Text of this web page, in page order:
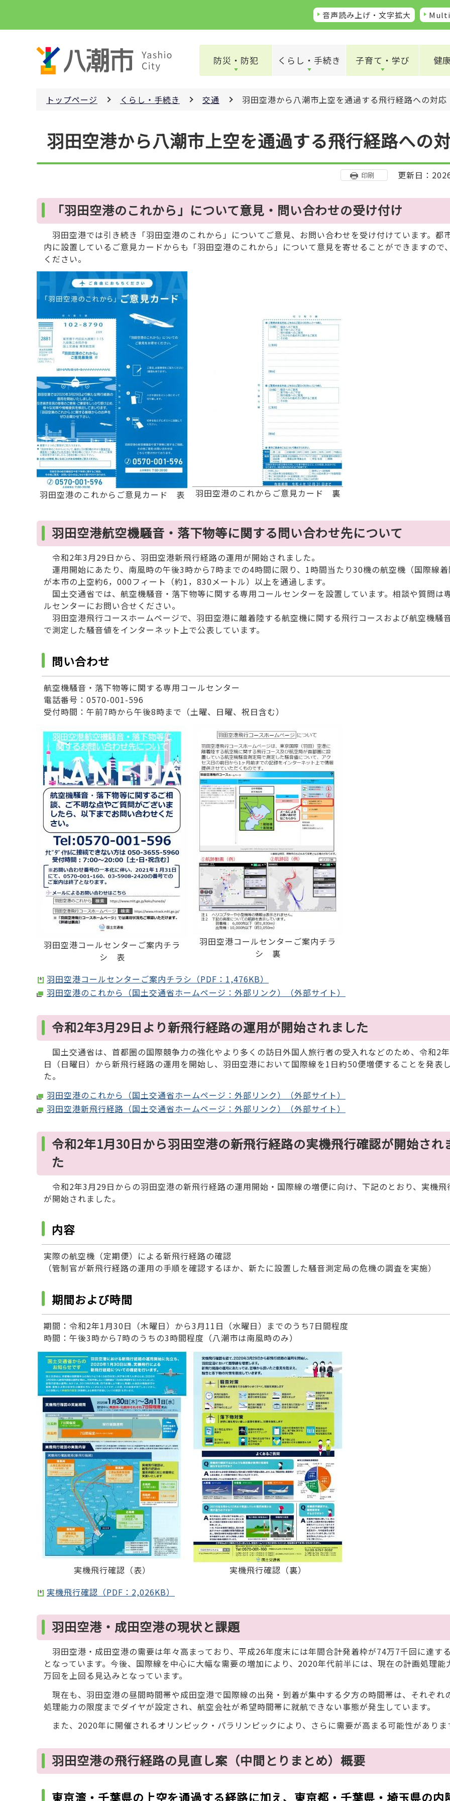
ペ
音声読み上げ・文字拡大
防災・防犯 くらし・手続き 子育て・学び 健
トップページ くらし・手続き 交通 羽田空港から八潮市上空を通過する飛行経路への対応
羽田空港から八潮市上空を通過する飛行経路への
印刷 更新日：
「羽田空港のこれから」について意見・問い合わせの受け付け
羽田空港では引き続き「羽田空港のこれから」についてご意見、お問い合わせを受け付けています。都
内に設置しているご意見カードからも「羽田空港のこれから」について意見を寄せることができますので
ください。
羽田空港のこれからご意見カード 表 羽田空港のこれからご意見カード 裏
羽田空港航空機騒音・落下物等に関する問い合わせ先について
令和2年3月29日から、羽田空港新飛行経路の運用が開始されました。
運用開始にあたり、南風時の午後3時から7時までの4時間に限り、1時間当たり30機の航空機（国際線着
が本市の上空約6，000フィート（約1，830メートル）以上を通過します。
国土交通省では、航空機騒音・落下物等に関する専用コールセンターを設置しています。相談や質問は
ルセンターにお問い合せください。
羽田空港飛行コースホームページで、羽田空港に離着陸する航空機に関する飛行コースおよび航空機騒
で測定した騒音値をインターネット上で公表しています。
問い合わせ
航空機騒音・落下物等に関する専用コールセンター
電話番号：0570-001-596
受付時間：午前7時から午後8時まで（土曜、日曜、祝日含む）
羽田空港コールセンターご案内チラ
シ 表
羽田空港コールセンターご案内チラ
シ 裏
羽田空港コールセンターご案内チラシ（PDF：1,476KB）
羽田空港のこれから（国土交通省ホームページ：外部リンク）（外部サイト）
令和2年3月29日より新飛行経路の運用が開始されました
国土交通省は、首都圏の国際競争力の強化やより多くの訪日外国人旅行者の受入れなどのため、令和2
日（日曜日）から新飛行経路の運用を開始し、羽田空港において国際線を1日約50便増便することを発表
た。
羽田空港のこれから（国土交通省ホームページ：外部リンク）（外部サイト）
羽田空港新飛行経路（国土交通省ホームページ：外部リンク）（外部サイト）
令和2年1月30日から羽田空港の新飛行経路の実機飛行確認が開始され
た
令和2年3月29日からの羽田空港の新飛行経路の運用開始・国際線の増便に向け、下記のとおり、実機飛
が開始されました。
内容
実際の航空機（定期便）による新飛行経路の確認
（管制官が新飛行経路の運用の手順を確認するほか、新たに設置した騒音測定局の危機の調査を実施）
期間および時間
期間：令和2年1月30日（木曜日）から3月11日（水曜日）までのうち7日間程度
時間：午後3時から7時のうちの3時間程度（八潮市は南風時のみ）
実機飛行確認（表）
実機飛行確認（裏）
実機飛行確認（PDF：2,026KB）
羽田空港・成田空港の現状と課題
羽田空港・成田空港の需要は年々高まっており、平成26年度末には年間合計発着枠が74万7千回に達す
となっています。今後、国際線を中心に大幅な需要の増加により、2020年代前半には、現在の計画処理能
万回を上回る見込みとなっています。
現在も、羽田空港の昼間時間帯や成田空港で国際線の出発・到着が集中する夕方の時間帯は、それぞれ
処理能力の限度までダイヤが設定され、航空会社が希望時間帯に就航できない事態が発生しています。
また、2020年に開催されるオリンピック・パラリンピックにより、さらに需要が高まる可能性がありま
羽田空港の飛行経路の見直し案（中間とりまとめ）概要
東京湾・千葉県の上空を通過する経路に加え、東京都・千葉県・埼玉県の内